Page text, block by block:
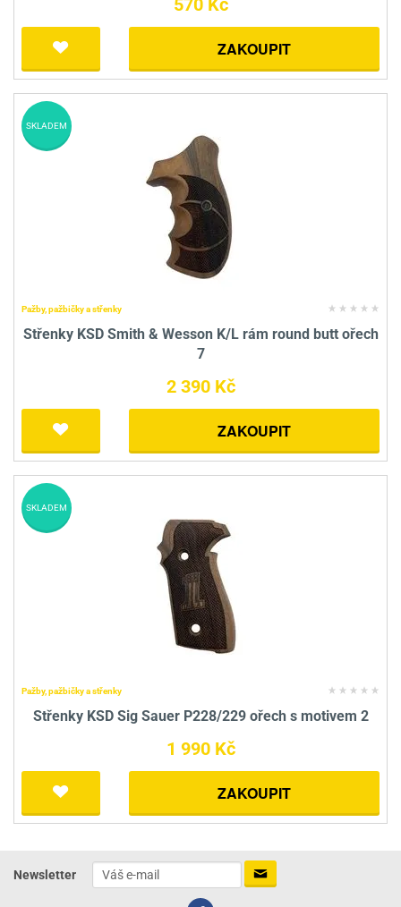
570 Kč
ZAKOUPIT
Pažby, pažbičky a střenky
Střenky KSD Smith & Wesson K/L rám round butt ořech
7
2 390 Kč
ZAKOUPIT
SKLADEM
Pažby, pažbičky a střenky
Střenky KSD Sig Sauer P228/229 ořech s motivem 2
1 990 Kč
ZAKOUPIT
SKLADEM
Newsletter